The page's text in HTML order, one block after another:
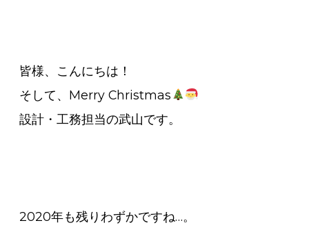
皆様、こんにちは！
そして、Merry Christmas
設計・工務担当の武山です。
2020年も残りわずかですね…。